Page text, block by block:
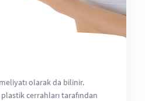
olarak da bilinir.
cerrahları tarafından